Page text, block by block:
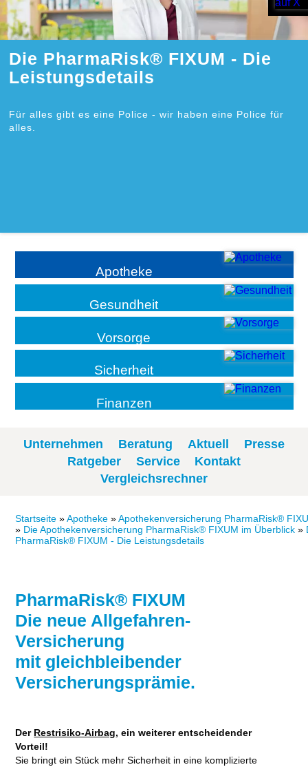
Die PharmaRisk® FIXUM - Die
Leistungsdetails
Für alles gibt es eine Police - wir haben eine Police für
alles.
Apotheke
Gesundheit
Vorsorge
Sicherheit
Finanzen
Unternehmen Beratung Aktuell
Presse
Ratgeber
Service
Kontakt
Vergleichsrechner
Startseite »Apotheke »Apothekenversicherung PharmaRisk®
» Die Apothekenversicherung PharmaRisk® FIXUM im Überblick »
PharmaRisk® FIXUM - Die Leistungsdetails
PharmaRisk® FIXUM
Die neue Allgefahren-
Versicherung
mit gleichbleibender
Versicherungsprämie.
Der Restrisiko-Airbag, ein weiterer entscheidender
Vorteil!
Sie bringt ein Stück mehr Sicherheit in eine komplizierte